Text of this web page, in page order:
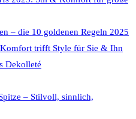
– die 10 goldenen Regeln 2025
trifft Style für Sie & Ihn
Dekolleté
– Stilvoll, sinnlich,